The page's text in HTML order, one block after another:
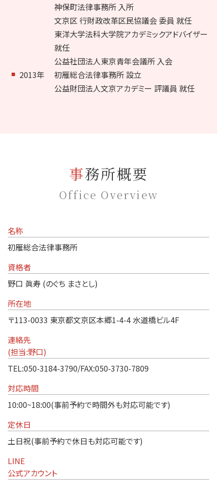
神保町法律事務所 入所
文京区 行財政改革区民協議会 委員 就任
東洋大学法科大学院アカデミックアドバイザー
就任
公益社団法人東京青年会議所 入会
2013年
初雁総合法律事務所 設立
公益財団法人文京アカデミー 評議員 就任
事務所概要
Office Overview
名称
初雁総合法律事務所
資格者
野口 眞寿 (のぐち まさとし)
所在地
〒113-0033 東京都文京区本郷1-4-4 水道橋ビル4F
連絡先
(担当:野口)
TEL:050-3184-3790/FAX:050-3730-7809
対応時間
10:00~18:00(事前予約で時間外も対応可能です)
定休日
土日祝(事前予約で休日も対応可能です)
LINE
公式アカウント